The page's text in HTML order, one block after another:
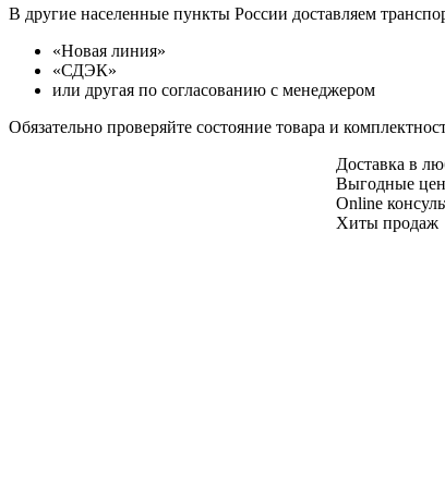
В другие населенные пункты России доставляем
«Новая линия»
«СДЭК»
или другая по согласованию с менеджером
Обязательно проверяйте состояние товара и
Доставка в
Выгодные
Online
Хиты продаж